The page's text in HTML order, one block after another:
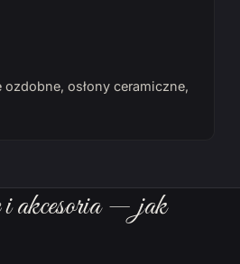
osłony ceramiczne,
akcesoria — jak